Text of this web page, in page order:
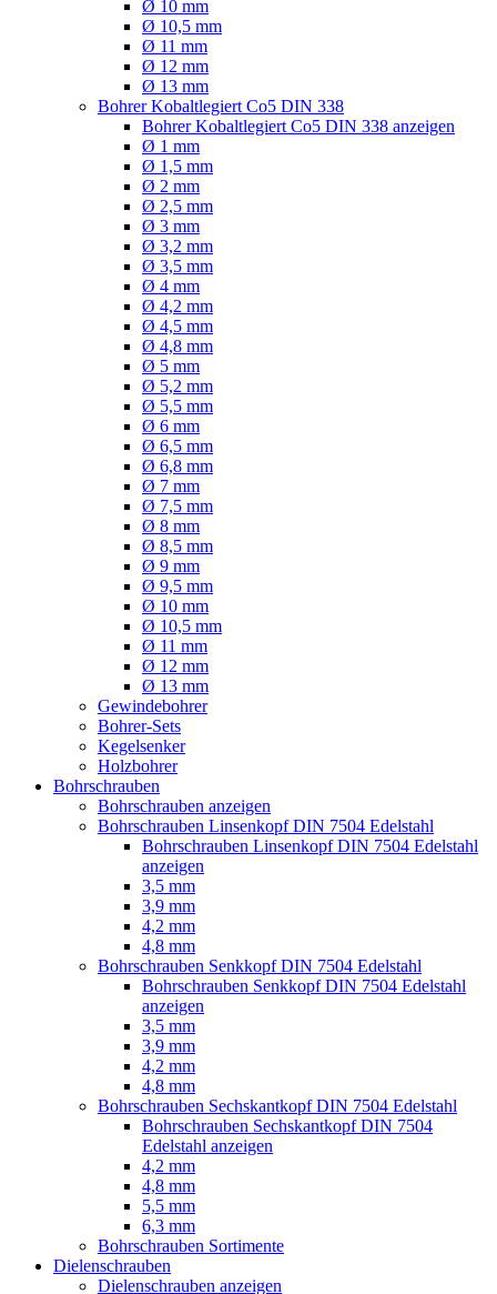
Ø 10 mm
Ø 10,5 mm
Ø 11 mm
Ø 12 mm
Ø 13 mm
Bohrer Kobaltlegiert Co5 DIN 338
Bohrer Kobaltlegiert Co5 DIN 338 anzeigen
Ø 1 mm
Ø 1,5 mm
Ø 2 mm
Ø 2,5 mm
Ø 3 mm
Ø 3,2 mm
Ø 3,5 mm
Ø 4 mm
Ø 4,2 mm
Ø 4,5 mm
Ø 4,8 mm
Ø 5 mm
Ø 5,2 mm
Ø 5,5 mm
Ø 6 mm
Ø 6,5 mm
Ø 6,8 mm
Ø 7 mm
Ø 7,5 mm
Ø 8 mm
Ø 8,5 mm
Ø 9 mm
Ø 9,5 mm
Ø 10 mm
Ø 10,5 mm
Ø 11 mm
Ø 12 mm
Ø 13 mm
Gewindebohrer
Bohrer-Sets
Kegelsenker
Holzbohrer
Bohrschrauben
Bohrschrauben anzeigen
Bohrschrauben Linsenkopf DIN 7504 Edelstahl
Bohrschrauben Linsenkopf DIN 7504 Edelstahl
anzeigen
3,5 mm
3,9 mm
4,2 mm
4,8 mm
Bohrschrauben Senkkopf DIN 7504 Edelstahl
Bohrschrauben Senkkopf DIN 7504 Edelstahl
anzeigen
3,5 mm
3,9 mm
4,2 mm
4,8 mm
Bohrschrauben Sechskantkopf DIN 7504 Edelstahl
Bohrschrauben Sechskantkopf DIN 7504
Edelstahl anzeigen
4,2 mm
4,8 mm
5,5 mm
6,3 mm
Bohrschrauben Sortimente
Dielenschrauben
Dielenschrauben anzeigen